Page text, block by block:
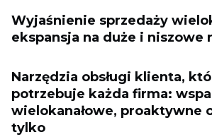
Wyjaśnienie sprzedaży
ekspansja na duże i niszowe
Narzędzia obsługi klienta,
potrzebuje każda firma:
wielokanałowe, proaktywne
tylko